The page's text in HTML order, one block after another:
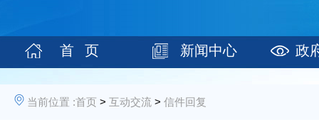
首 页 新闻中心 政
当前位置 :首页 > 互动交流 > 信件回复